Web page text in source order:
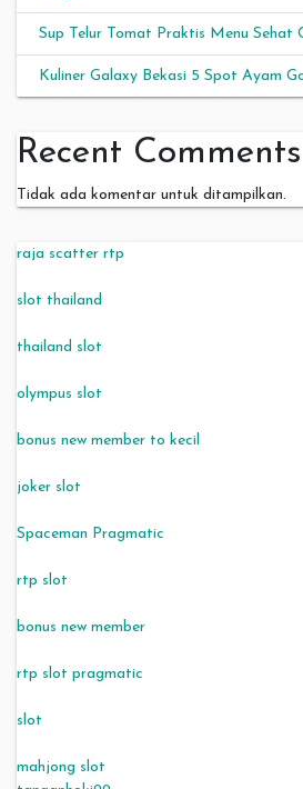
Sup Telur Tomat Praktis Menu Sehat
Kuliner Galaxy Bekasi 5 Spot Ayam
Recent Comments
Tidak ada komentar untuk ditampilkan.
raja scatter rtp
slot thailand
thailand slot
olympus slot
bonus new member to kecil
joker slot
Spaceman Pragmatic
rtp slot
bonus new member
rtp slot pragmatic
slot
mahjong slot